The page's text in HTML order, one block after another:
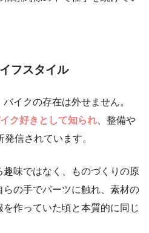
フスタイル
イクの存在は外せません。
ク好きとして知られ 、整備や
信されています。
味ではなく、ものづくりの原
の手でパーツに触れ、素材の
作っていた頃と本質的に同じ